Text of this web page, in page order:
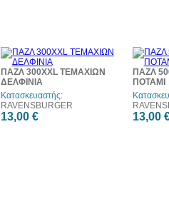
ΠΑΖΛ 300XXL ΤΕΜΑΧΙΩΝ
ΔΕΛΦΙΝΙΑ
Κατασκευαστής:
RAVENSBURGER
13,00 €
ΠΑΖΛ
ΠΟΤΑΜΙ
13,00